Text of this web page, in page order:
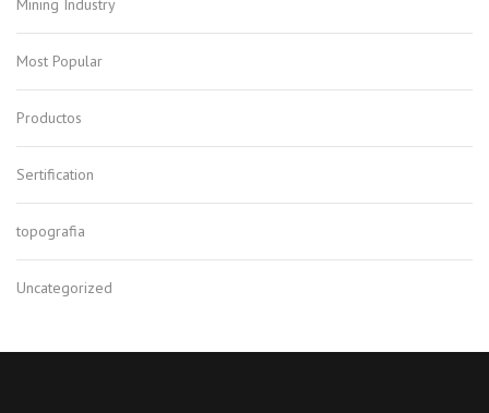
Mining Industry
Most Popular
Productos
Sertification
topografia
Uncategorized